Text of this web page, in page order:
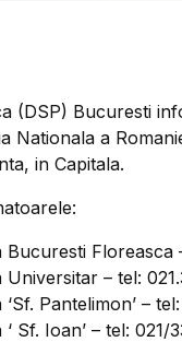
(DSP) Bucuresti
Nationala a
in Capitala.
Floreasca
– tel:
Pantelimon’ –
Sf. Ioan’ – tel: 021/